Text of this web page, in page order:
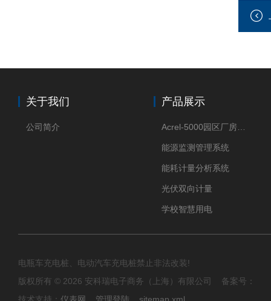
关于我们
公司简介
产品展示
能源监测管理系统
能耗计量分析系统
光伏双向计量
学校智慧用电
电瓶车充电桩、电动汽车充电桩禁止非法改装!
版权所有 © 2026 安科瑞电子商务（上海）有限公司 备案号：